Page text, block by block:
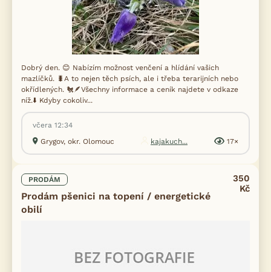
Dobrý den. 😊 Nabízím možnost venčení a hlídání vašich
mazlíčků. 🐛A to nejen těch psích, ale i třeba terarijních nebo
okřídlených. 🐔🪶Všechny informace a ceník najdete v odkaze
níž.⬇️ Kdyby cokoliv...
včera 12:34
Grygov, okr. Olomouc
kajakuch... 17×
PRODÁM
Prodám pšenici na topení / energetické
obilí
350
Kč